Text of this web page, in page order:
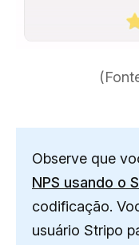
Observe que
NPS usando o
codificação.
usuário Stripo